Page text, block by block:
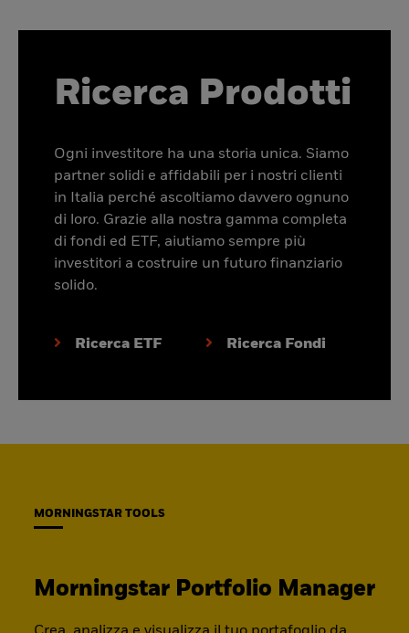
Ricerca Prodotti
Ogni investitore ha una storia unica. Siamo
partner solidi e affidabili per i nostri clienti
in Italia perché ascoltiamo davvero ognuno
di loro. Grazie alla nostra gamma completa
di fondi ed ETF, aiutiamo sempre più
investitori a costruire un futuro finanziario
solido.
Ricerca ETF Ricerca Fondi
MORNINGSTAR TOOLS
Morningstar Portfolio Manager